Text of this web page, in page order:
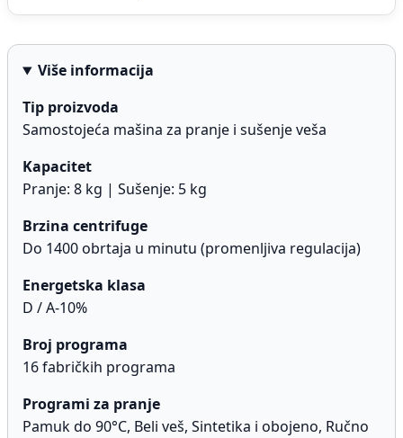
Više informacija
Tip proizvoda
Samostojeća mašina za pranje i sušenje veša
Kapacitet
Pranje: 8 kg | Sušenje: 5 kg
Brzina centrifuge
Do 1400 obrtaja u minutu (promenljiva regulacija)
Energetska klasa
D / A-10%
Broj programa
16 fabričkih programa
Programi za pranje
Pamuk do 90°C, Beli veš, Sintetika i obojeno, Ručno